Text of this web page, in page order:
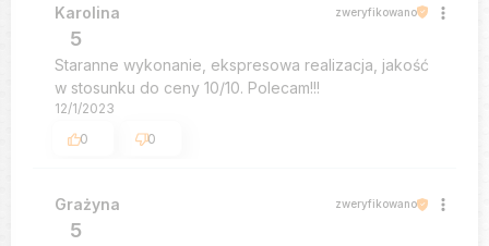
Karolina zweryfikowano
5
Staranne wykonanie, ekspresowa realizacja, jakość
w stosunku do ceny 10/10. Polecam!!!
12/1/2023
0
0
Grażyna zweryfikowano
5